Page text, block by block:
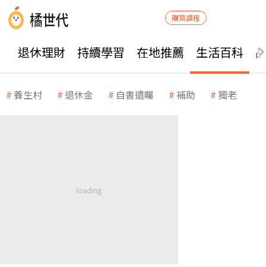
購買課程
退休理財 持續學習 在地推薦 生活百科
養生村 退休金 自書遺囑 補助 獨老